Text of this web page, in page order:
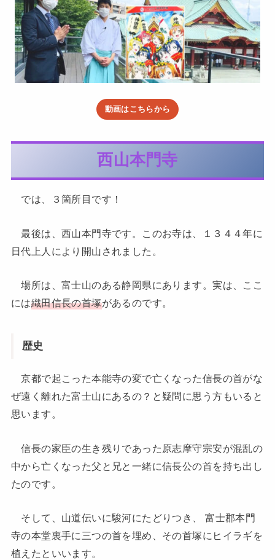
動画はこちらから
西山本門寺
では、３箇所目です！
最後は、西山本門寺です。このお寺は、１３４４年に
日代上人により開山されました。
場所は、富士山のある静岡県にあります。実は、ここ
には織田信長の首塚があるのです。
歴史
京都で起こった本能寺の変で亡くなった信長の首がな
ぜ遠く離れた富士山にあるの？と疑問に思う方もいると
思います。
信長の家臣の生き残りであった原志摩守宗安が混乱の
中から亡くなった父と兄と一緒に信長公の首を持ち出し
たのです。
そして、山道伝いに駿河にたどりつき、 富士郡本門
寺の本堂裏手に三つの首を埋め、その首塚にヒイラギを
植えたといいます。